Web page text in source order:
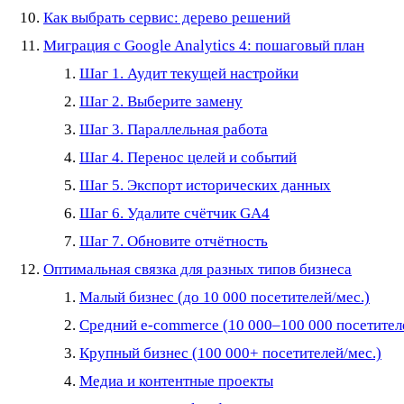
Как выбрать сервис: дерево решений
Миграция с Google Analytics 4: пошаговый план
Шаг 1. Аудит текущей настройки
Шаг 2. Выберите замену
Шаг 3. Параллельная работа
Шаг 4. Перенос целей и событий
Шаг 5. Экспорт исторических данных
Шаг 6. Удалите счётчик GA4
Шаг 7. Обновите отчётность
Оптимальная связка для разных типов бизнеса
Малый бизнес (до 10 000 посетителей/мес.)
Средний e-commerce (10 000–100 000
Крупный бизнес (100 000+ посетителей/мес.)
Медиа и контентные проекты